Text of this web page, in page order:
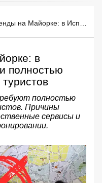
Конец аренды на Майорке: в Испании потребовали полностью запретить Airbnb для туристов
в
полностью
полностью
Причины
сервисы и